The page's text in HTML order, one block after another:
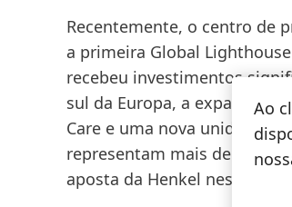
Recentemente, o centro de
a primeira Global
recebeu investimentos
sul da Europa, a expansão
Care e uma nova unidade
representam mais de 70
aposta da Henkel neste
Ao